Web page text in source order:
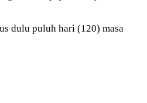
dulu puluh hari (120) masa